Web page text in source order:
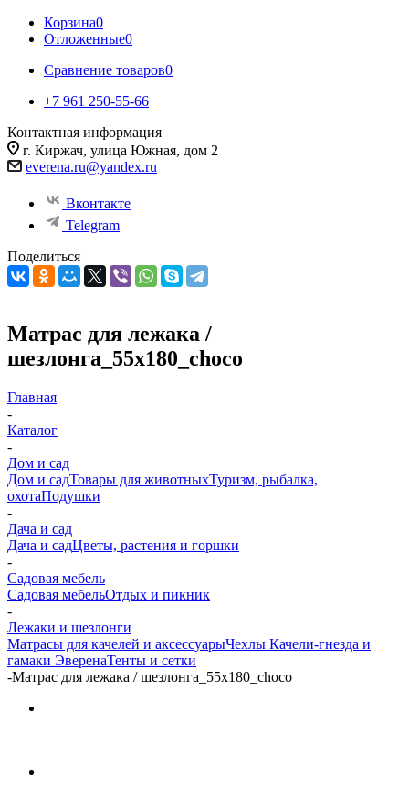
Корзина0
Отложенные0
Сравнение товаров0
+7 961 250-55-66
Контактная информация
г. Киржач, улица Южная, дом 2
everena.ru@yandex.ru
Вконтакте
Telegram
Поделиться
Матрас для лежака /
шезлонга_55х180_choco
Главная
-
Каталог
-
Дом и сад
Дом и садТовары для животныхТуризм, рыбалка,
охотаПодушки
-
Дача и сад
Дача и садЦветы, растения и горшки
-
Садовая мебель
Садовая мебельОтдых и пикник
-
Лежаки и шезлонги
Матрасы для качелей и аксессуарыЧехлы Качели-гнезда и
гамаки ЭверенаТенты и сетки
-Матрас для лежака / шезлонга_55х180_choco